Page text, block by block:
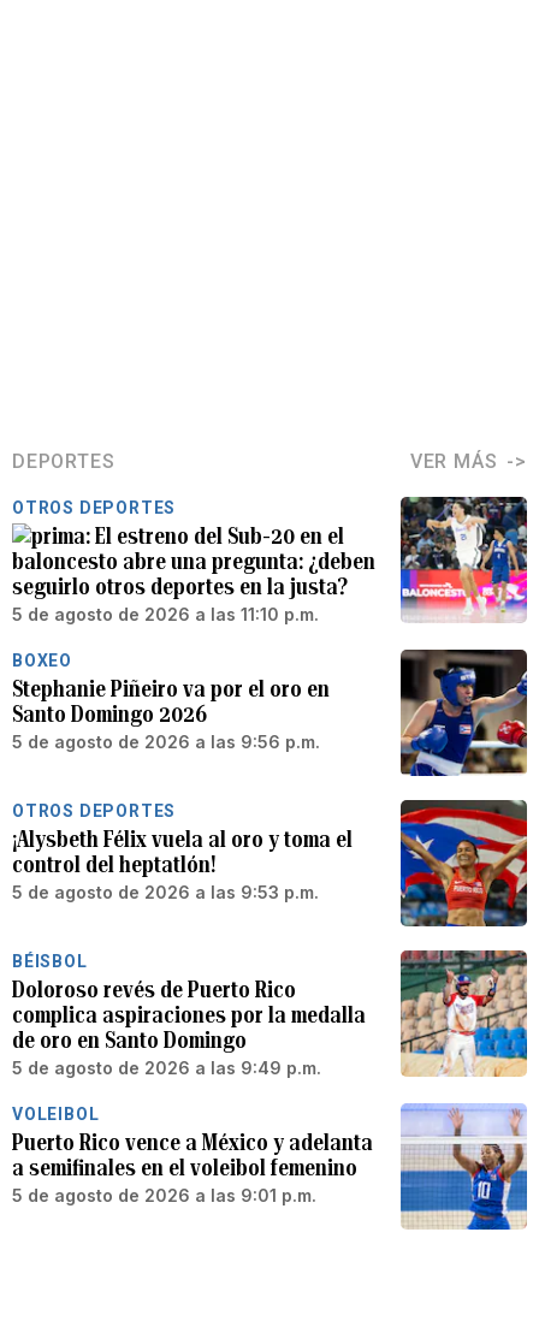
DEPORTES VER MÁS
OTROS DEPORTES
El estreno del Sub-20 en el
baloncesto abre una pregunta: ¿deben
seguirlo otros deportes en la justa?
5 de agosto de 2026 a las 11:10 p.m.
BOXEO
Stephanie Piñeiro va por el oro en
Santo Domingo 2026
5 de agosto de 2026 a las 9:56 p.m.
OTROS DEPORTES
¡Alysbeth Félix vuela al oro y toma el
control del heptatlón!
5 de agosto de 2026 a las 9:53 p.m.
BÉISBOL
Doloroso revés de Puerto Rico
complica aspiraciones por la medalla
de oro en Santo Domingo
5 de agosto de 2026 a las 9:49 p.m.
VOLEIBOL
Puerto Rico vence a México y adelanta
a semifinales en el voleibol femenino
5 de agosto de 2026 a las 9:01 p.m.